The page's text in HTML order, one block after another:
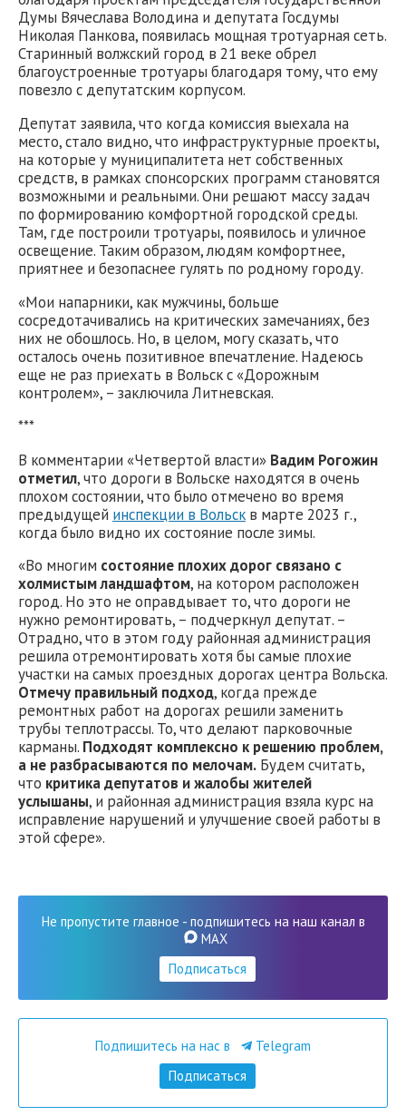
Думы Вячеслава Володина и депутата Госдумы
Николая Панкова, появилась мощная тротуарная сеть.
Старинный волжский город в 21 веке обрел
благоустроенные тротуары благодаря тому, что ему
повезло с депутатским корпусом.
Депутат заявила, что когда комиссия выехала на
место, стало видно, что инфраструктурные проекты,
на которые у муниципалитета нет собственных
средств, в рамках спонсорских программ становятся
возможными и реальными. Они решают массу задач
по формированию комфортной городской среды.
Там, где построили тротуары, появилось и уличное
освещение. Таким образом, людям комфортнее,
приятнее и безопаснее гулять по родному городу.
«Мои напарники, как мужчины, больше
сосредотачивались на критических замечаниях, без
них не обошлось. Но, в целом, могу сказать, что
осталось очень позитивное впечатление. Надеюсь
еще не раз приехать в Вольск с «Дорожным
контролем», – заключила Литневская.
***
В комментарии «Четвертой власти» Вадим Рогожин
отметил, что дороги в Вольске находятся в очень
плохом состоянии, что было отмечено во время
предыдущей инспекции в Вольск в марте 2023 г.,
когда было видно их состояние после зимы.
«Во многим состояние плохих дорог связано с
холмистым ландшафтом, на котором расположен
город. Но это не оправдывает то, что дороги не
нужно ремонтировать, – подчеркнул депутат. –
Отрадно, что в этом году районная администрация
решила отремонтировать хотя бы самые плохие
участки на самых проездных дорогах центра Вольска.
Отмечу правильный подход, когда прежде
ремонтных работ на дорогах решили заменить
трубы теплотрассы. То, что делают парковочные
карманы. Подходят комплексно к решению проблем,
а не разбрасываются по мелочам. Будем считать,
что критика депутатов и жалобы жителей
услышаны, и районная администрация взяла курс на
исправление нарушений и улучшение своей работы в
этой сфере».
Не пропустите главное - подпишитесь на наш канал в
MAX
Подписаться
Подпишитесь на нас в
Telegram
Подписаться